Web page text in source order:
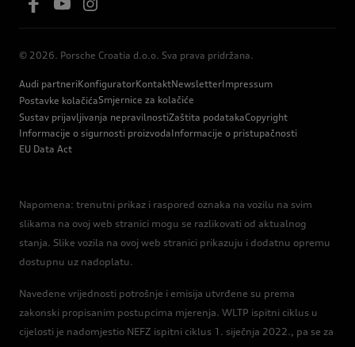
© 2026. Porsche Croatia d.o.o. Sva prava pridržana.
Audi partneriKonfiguratorKontaktNewsletterImpressum
Postavke kolačićaSmjernice za kolačiće
Sustav prijavljivanja nepravilnostiZaštita podatakaCopyright
Informacije o sigurnosti proizvodaInformacije o pristupačnosti
EU Data Act
Napomena: trenutni prikaz i raspored oznaka na vozilu na svim
slikama na ovoj web stranici mogu se razlikovati od aktualnog
stanja. Slike vozila na ovoj web stranici prikazuju i dodatnu opremu
dostupnu uz nadoplatu.
Navedene vrijednosti potrošnje i emisija utvrđene su prema
zakonski propisanim postupcima mjerenja. WLTP ispitni ciklus u
cijelosti je nadomjestio NEFZ ispitni ciklus 1. siječnja 2022., pa se za